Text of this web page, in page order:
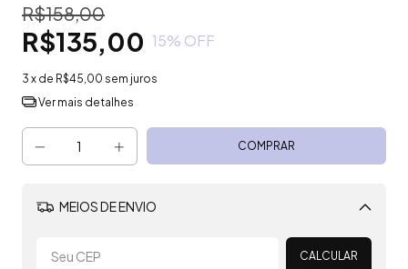
R$158,00
R$135,00 15% OFF
3 x de R$45,00 sem juros
Ver mais detalhes
MEIOS DE ENVIO
Alterar CEP
CALCULAR